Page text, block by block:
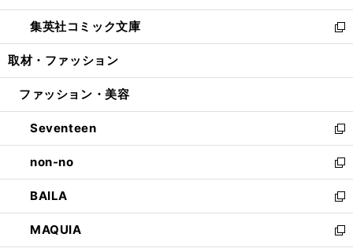
開
く
ウ
で
開
ン
ド
ウ
開
ウ
ィ
ン
ウ
開
く
し
い
ウ
ン
ウ
で
開
く
集英社コミック文庫
新
し
ウ
ン
ド
ウ
で
開
く
取材・ファッション
ファッション・美容
Seventeen
新
し
い
ウ
ィ
ン
ド
ウ
non-no
新
し
い
ウ
ィ
ン
BAILA
新
し
い
ウ
MAQUIA
新